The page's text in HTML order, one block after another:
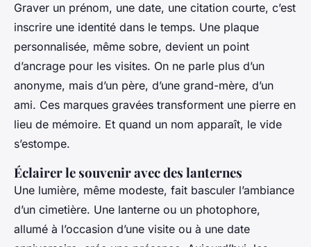
Graver un prénom, une date, une citation courte, c’est
inscrire une identité dans le temps. Une plaque
personnalisée, même sobre, devient un point
d’ancrage pour les visites. On ne parle plus d’un
anonyme, mais d’un père, d’une grand-mère, d’un
ami. Ces marques gravées transforment une pierre en
lieu de mémoire. Et quand un nom apparaît, le vide
s’estompe.
Éclairer le souvenir avec des lanternes
Une lumière, même modeste, fait basculer l’ambiance
d’un cimetière. Une lanterne ou un photophore,
allumé à l’occasion d’une visite ou à une date